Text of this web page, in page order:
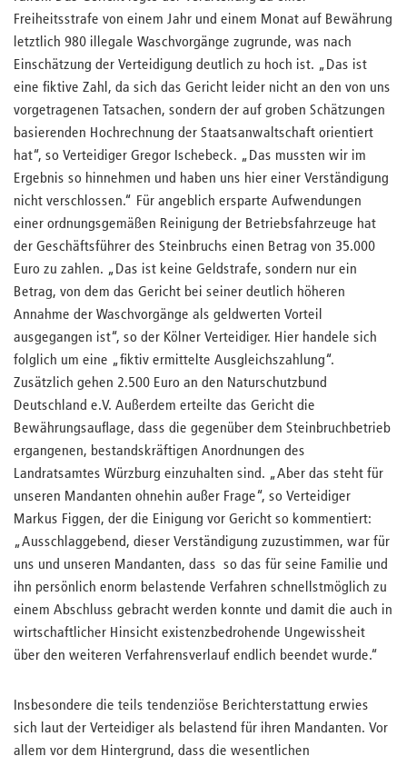
Freiheitsstrafe von einem Jahr und einem Monat auf Bewährung
letztlich 980 illegale Waschvorgänge zugrunde, was nach
Einschätzung der Verteidigung deutlich zu hoch ist. „Das ist
eine fiktive Zahl, da sich das Gericht leider nicht an den von uns
vorgetragenen Tatsachen, sondern der auf groben Schätzungen
basierenden Hochrechnung der Staatsanwaltschaft orientiert
hat“, so Verteidiger Gregor Ischebeck. „Das mussten wir im
Ergebnis so hinnehmen und haben uns hier einer Verständigung
nicht verschlossen.“ Für angeblich ersparte Aufwendungen
einer ordnungsgemäßen Reinigung der Betriebsfahrzeuge hat
der Geschäftsführer des Steinbruchs einen Betrag von 35.000
Euro zu zahlen. „Das ist keine Geldstrafe, sondern nur ein
Betrag, von dem das Gericht bei seiner deutlich höheren
Annahme der Waschvorgänge als geldwerten Vorteil
ausgegangen ist“, so der Kölner Verteidiger. Hier handele sich
folglich um eine „fiktiv ermittelte Ausgleichszahlung“.
Zusätzlich gehen 2.500 Euro an den Naturschutzbund
Deutschland e.V. Außerdem erteilte das Gericht die
Bewährungsauflage, dass die gegenüber dem Steinbruchbetrieb
ergangenen, bestandskräftigen Anordnungen des
Landratsamtes Würzburg einzuhalten sind. „Aber das steht für
unseren Mandanten ohnehin außer Frage“, so Verteidiger
Markus Figgen, der die Einigung vor Gericht so kommentiert:
„Ausschlaggebend, dieser Verständigung zuzustimmen, war für
uns und unseren Mandanten, dass so das für seine Familie und
ihn persönlich enorm belastende Verfahren schnellstmöglich zu
einem Abschluss gebracht werden konnte und damit die auch in
wirtschaftlicher Hinsicht existenzbedrohende Ungewissheit
über den weiteren Verfahrensverlauf endlich beendet wurde.“
Insbesondere die teils tendenziöse Berichterstattung erwies
sich laut der Verteidiger als belastend für ihren Mandanten. Vor
allem vor dem Hintergrund, dass die wesentlichen